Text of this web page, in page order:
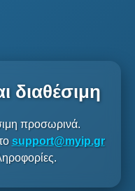
διαθέσιμη
προσωρινά.
support@myip.gr